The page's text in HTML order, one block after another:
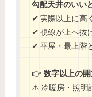
勾配天井のいい
✔ 実際以上に高
✔ 視線が上へ抜
✔ 平屋・最上階
👉 数字以上の
⚠️ 冷暖房・照明